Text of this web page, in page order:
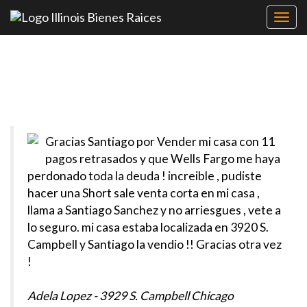
Gracias Santiago por Vender mi casa con 11
pagos retrasados y que Wells Fargo me haya
perdonado toda la deuda ! increible , pudiste
hacer una Short sale venta corta en mi casa ,
llama a Santiago Sanchez y no arriesgues , vete a
lo seguro. mi casa estaba localizada en 3920 S.
Campbell y Santiago la vendio !! Gracias otra vez
!
Adela Lopez - 3929 S. Campbell Chicago